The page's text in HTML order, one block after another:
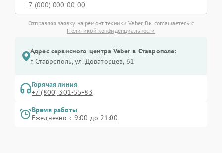
Отправляя заявку на ремонт техники Veber, Вы соглашаетесь с
Политикой конфиденциальности
Адрес сервисного центра Veber в Ставрополе:
г. Ставрополь, ул. Доваторцев, 61
Горячая линия
+7 (800) 301-55-83
Время работы
Ежедневно с 9:00 до 21:00